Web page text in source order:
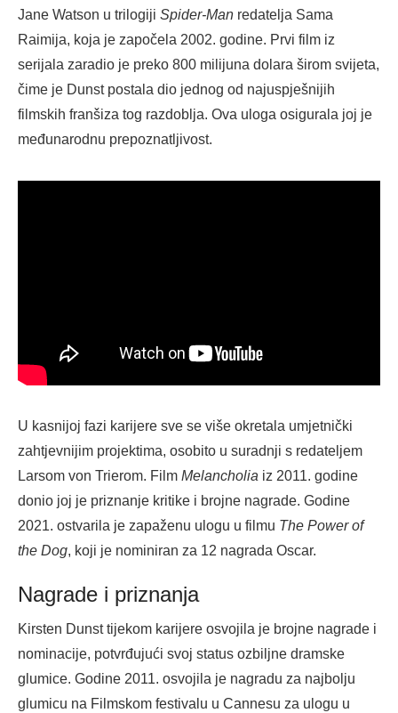
Jane Watson u trilogiji Spider-Man redatelja Sama
Raimija, koja je započela 2002. godine. Prvi film iz
serijala zaradio je preko 800 milijuna dolara širom svijeta,
čime je Dunst postala dio jednog od najuspješnijih
filmskih franšiza tog razdoblja. Ova uloga osigurala joj je
međunarodnu prepoznatljivost.
U kasnijoj fazi karijere sve se više okretala umjetnički
zahtjevnijim projektima, osobito u suradnji s redateljem
Larsom von Trierom. Film Melancholia iz 2011. godine
donio joj je priznanje kritike i brojne nagrade. Godine
2021. ostvarila je zapaženu ulogu u filmu The Power of
the Dog, koji je nominiran za 12 nagrada Oscar.
Nagrade i priznanja
Kirsten Dunst tijekom karijere osvojila je brojne nagrade i
nominacije, potvrđujući svoj status ozbiljne dramske
glumice. Godine 2011. osvojila je nagradu za najbolju
glumicu na Filmskom festivalu u Cannesu za ulogu u